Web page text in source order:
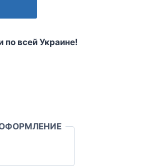
по всей Украине!